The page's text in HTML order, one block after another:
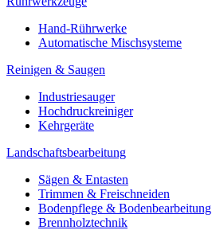
Hand-Rührwerke
Automatische Mischsysteme
Reinigen & Saugen
Industriesauger
Hochdruckreiniger
Kehrgeräte
Landschaftsbearbeitung
Sägen & Entasten
Trimmen & Freischneiden
Bodenpflege & Bodenbearbeitung
Brennholztechnik